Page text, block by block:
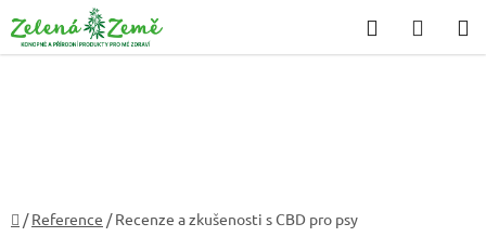
na
obsah
Hledat
KOŠÍK
Domů
/ Reference / Recenze a zkušenosti s CBD pro psy